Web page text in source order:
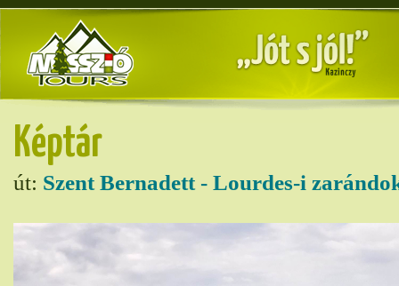
Képtár
út: Szent Bernadett - Lourdes-i